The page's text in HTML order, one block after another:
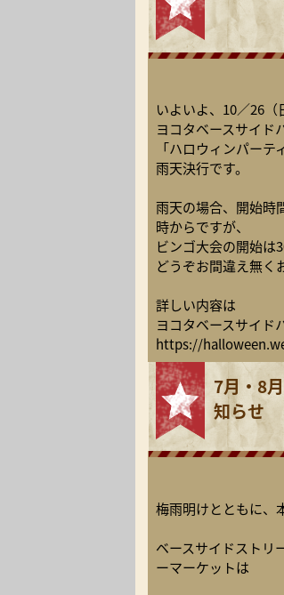
いよいよ、10／26（
ヨコタベースサイド
「ハロウィンパーテ
雨天決行です。
雨天の場合、開始時
時からですが、
ビンゴ大会の開始は
どうぞお間違え無く
詳しい内容は
ヨコタベースサイド
https://
7月・8
知らせ
梅雨明けとともに、
ベースサイドストリ
ーマーケットは